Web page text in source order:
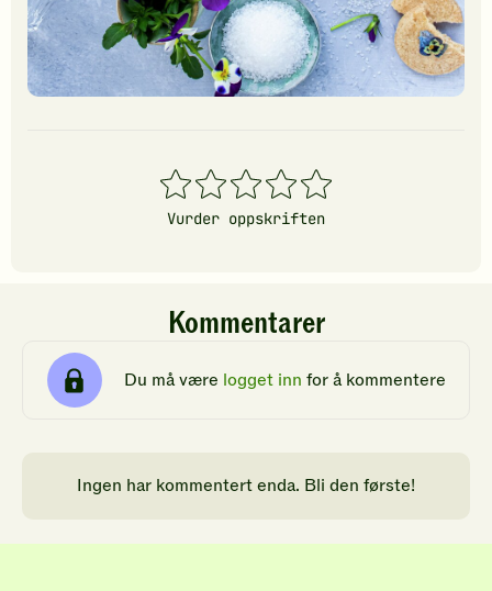
1
stjerner
2
stjerner
3
stjerner
4
stjerner
5
stjerner
Vurder oppskriften
Kommentarer
Du må være logget inn for å kommentere
Ingen har kommentert enda. Bli den første!